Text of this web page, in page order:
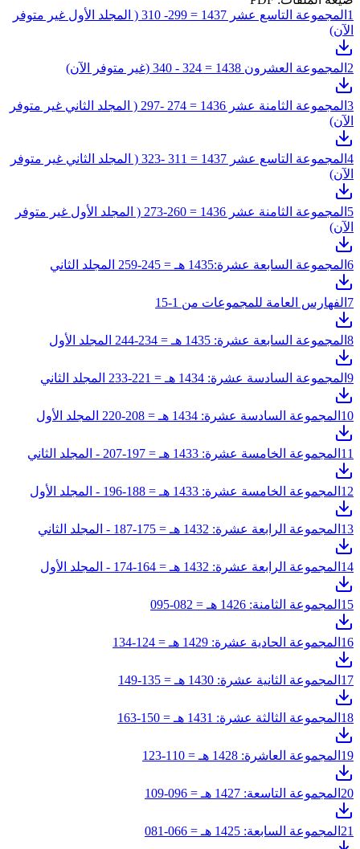
1
المجموعة التاسع عشر 1437 = 299- 310 ( المجلد الأول غير متوفر
الآن)
2 المجموعة العشرون 1438 = 324 - 340 (غير متوفر الآن)
3
المجموعة الثامنة عشر 1436 = 274 -297 ( المجلد الثاني غير متوفر
الآن)
4
المجموعة التاسع عشر 1437 = 311 -323 ( المجلد الثاني غير متوفر
الآن)
5
المجموعة الثامنة عشر 1436 = 260-273 ( المجلد الأول غير متوفر
الآن)
6 المجموعة السابعة عشرة:1435 هـ = 245-259 المجلد الثاني
7 الفهارس العامة للمجموعات من 1-15
8 المجموعة السابعة عشرة: 1435 هـ = 234-244 المجلد الأول
9 المجموعة السادسة عشرة: 1434 هـ = 221-233 المجلد الثاني
10 المجموعة السادسة عشرة: 1434 هـ = 208-220 المجلد الأول
11 المجموعة الخامسة عشرة: 1433 هـ = 197-207 - المجلد الثاني
12 المجموعة الخامسة عشرة: 1433 هـ = 188-196 - المجلد الأول
13 المجموعة الرابعة عشرة: 1432 هـ = 175-187 - المجلد الثاني
14 المجموعة الرابعة عشرة: 1432 هـ = 164-174 - المجلد الأول
15 المجموعة الثامنة: 1426 هـ = 082-095
16 المجموعة الحادية عشرة: 1429 هـ = 124-134
17 المجموعة الثانية عشرة: 1430 هـ = 135-149
18 المجموعة الثالثة عشرة: 1431 هـ = 150-163
19 المجموعة العاشرة: 1428 هـ = 110-123
20 المجموعة التاسعة: 1427 هـ = 096-109
21 المجموعة السابعة: 1425 هـ = 066-081